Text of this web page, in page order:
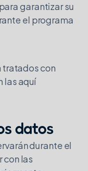
garantizar su
el programa
tratados con
las aquí
datos
durante el
con las